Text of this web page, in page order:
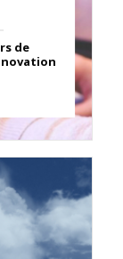
de